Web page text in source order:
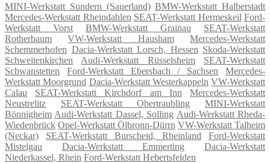
MINI-Werkstatt Sundern (Sauerland) BMW-Werkstatt Halberstadt
Mercedes-Werkstatt Rheindahlen SEAT-Werkstatt Hermeskeil Ford-
Werkstatt Vorst
BMW-Werkstatt Grainau
SEAT-Werkstatt
Rotherbaum
VW-Werkstatt Hausham
Mercedes-Werkstatt
Schemmerhofen Dacia-Werkstatt Lorsch, Hessen Skoda-Werkstatt
Schweitenkirchen
Audi-Werkstatt Rüsselsheim
SEAT-Werkstatt
Schwanstetten
Ford-Werkstatt Ebersbach / Sachsen
Mercedes-
Werkstatt Moorgrund Dacia-Werkstatt Westerkappeln VW-Werkstatt
Calau
SEAT-Werkstatt Kirchdorf am Inn
Mercedes-Werkstatt
Neustrelitz
SEAT-Werkstatt Obertraubling
MINI-Werkstatt
Bönnigheim Audi-Werkstatt Dassel, Solling Audi-Werkstatt Rheda-
Wiedenbrück Opel-Werkstatt Ölbronn-Dürrn VW-Werkstatt Talheim
(Neckar)
SEAT-Werkstatt Burscheid, Rheinland
Ford-Werkstatt
Mistelgau
Dacia-Werkstatt Emmerting
Dacia-Werkstatt
Niederkassel, Rhein Ford-Werkstatt Hebertsfelden